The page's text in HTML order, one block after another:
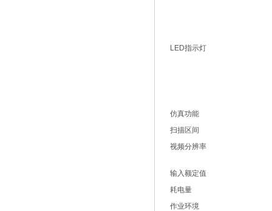
LED指示灯
仿真功能
扫描区间
视频分辨率
输入额定值
耗电量
作业环境